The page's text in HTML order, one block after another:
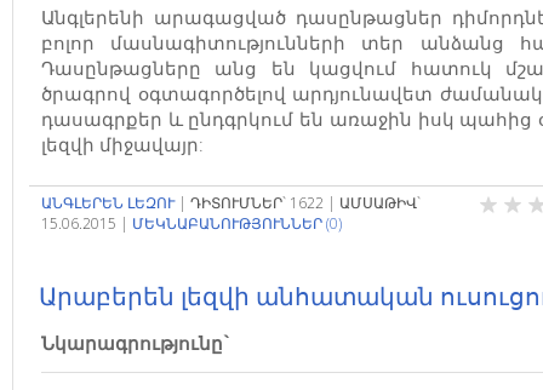
Անգլերենի արագացված դասընթացներ
բոլոր մասնագիտությունների տեր անձանց
Դասընթացները անց են կացվում հատուկ
ծրագրով օգտագործելով արդյունավետ
դասագրքեր և ընդգրկում են առաջին իսկ
լեզվի միջավայր:
ԱՆԳԼԵՐԵՆ ԼԵԶՈՒ| ԴԻՏՈՒՄՆԵՐ` 1622 | ԱՄՍԱԹԻՎ`
15.06.2015 | ՄԵԿՆԱԲԱՆՈՒԹՅՈՒՆՆԵՐ (0)
Արաբերեն լեզվի անհատական
Նկարագրությունը`